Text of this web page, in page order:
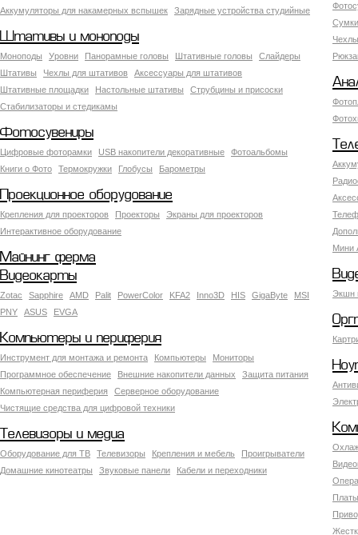
Аккумуляторы для накамерных вспышек
Зарядные устройства студийные
Штативы и моноподы
Моноподы Уровни Панорамные головы Штативные головы
Слайдеры
Штативы
Чехлы для штативов
Аксессуары для штативов
Штативные площадки
Настольные штативы
Струбцины и присоски
Стабилизаторы и стедикамы
Фотосувениры
Цифровые фоторамки USB накопители декоративные
Фотоальбомы
Книги о Фото
Термокружки Глобусы Барометры
Мини
Проекционное оборудование
Крепления для проекторов Проекторы
Экраны для проекторов
Интерактивное оборудование
Майнинг ферма
Экшн
Видеокарты
Zotac Sapphire AMD Palit PowerColor KFA2 Inno3D HIS GigaByte
MSI
PNY
ASUS EVGA
Компьютеры и периферия
Инструмент для монтажа и ремонта Компьютеры
Мониторы
Программное обеспечение
Внешние накопители данных
Защита питания
Компьютерная периферия
Серверное оборудование
Чистящие средства для цифровой техники
Телевизоры и медиа
Оборудование для ТВ Телевизоры Крепления и мебель
Проигрыватели
Домашние кинотеатры
Звуковые панели Кабели и переходники